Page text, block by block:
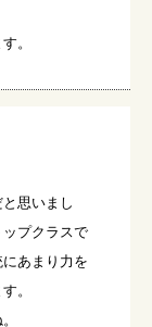
。
思いまし
プクラスで
あまり力を
。